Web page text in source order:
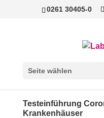
0261 30405-0
Seite wählen
Testeinführung
Krankenhäuser